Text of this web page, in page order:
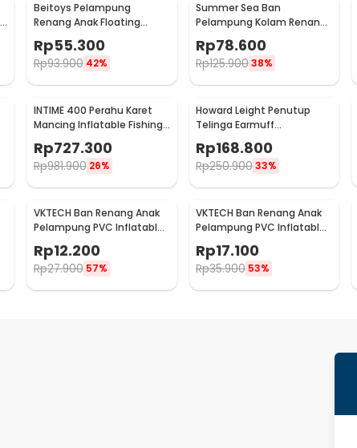
Beitoys Pelampung
Renang Anak Floating
Swimming Vest - HW160
Rp55.300
Rp93.900 42%
Summer Sea Ban
Pelampung Kolam Renang
Bayi Ring Floating with
Canopy - M-1
Rp78.600
Rp125.90038%
INTIME 400 Perahu Karet
Mancing Inflatable Fishing
Boat 4 Person - YT-099
Rp727.300
Rp981.900 26%
Howard Leight Penutup
Telinga Earmuff
Headphone Taktis for
Shooting - R-01526
Rp168.800
Rp250.90033%
VKTECH Ban Renang Anak
Pelampung PVC Inflatable
Rp12.200
Rp27.900 57%
VKTECH Ban Renang Anak
Pelampung PVC Inflatable
Rp17.100
Rp35.900 53%